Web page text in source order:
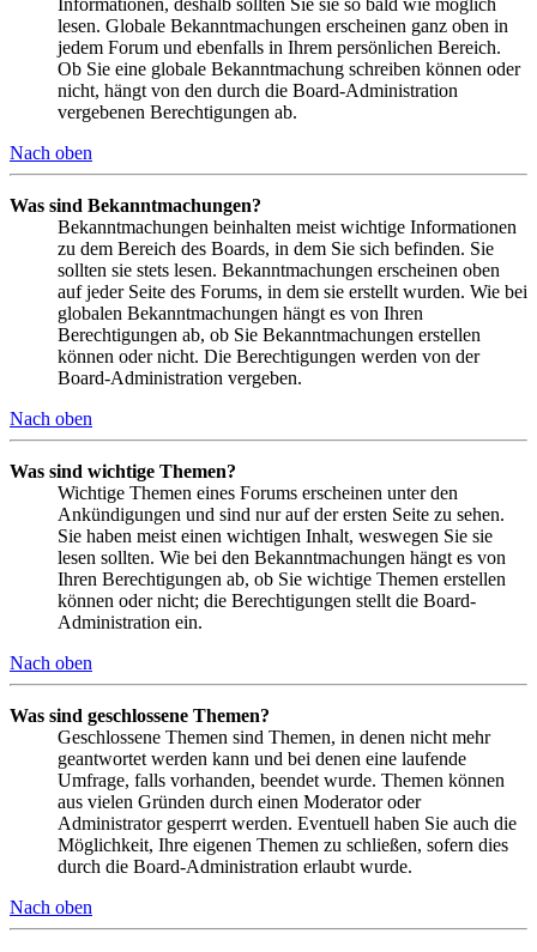
lesen. Globale Bekanntmachungen erscheinen ganz oben in
jedem Forum und ebenfalls in Ihrem persönlichen Bereich.
Ob Sie eine globale Bekanntmachung schreiben können oder
nicht, hängt von den durch die Board-Administration
vergebenen Berechtigungen ab.
Nach oben
Was sind Bekanntmachungen?
Bekanntmachungen beinhalten meist wichtige Informationen
zu dem Bereich des Boards, in dem Sie sich befinden. Sie
sollten sie stets lesen. Bekanntmachungen erscheinen oben
auf jeder Seite des Forums, in dem sie erstellt wurden. Wie bei
globalen Bekanntmachungen hängt es von Ihren
Berechtigungen ab, ob Sie Bekanntmachungen erstellen
können oder nicht. Die Berechtigungen werden von der
Board-Administration vergeben.
Nach oben
Was sind wichtige Themen?
Wichtige Themen eines Forums erscheinen unter den
Ankündigungen und sind nur auf der ersten Seite zu sehen.
Sie haben meist einen wichtigen Inhalt, weswegen Sie sie
lesen sollten. Wie bei den Bekanntmachungen hängt es von
Ihren Berechtigungen ab, ob Sie wichtige Themen erstellen
können oder nicht; die Berechtigungen stellt die Board-
Administration ein.
Nach oben
Was sind geschlossene Themen?
Geschlossene Themen sind Themen, in denen nicht mehr
geantwortet werden kann und bei denen eine laufende
Umfrage, falls vorhanden, beendet wurde. Themen können
aus vielen Gründen durch einen Moderator oder
Administrator gesperrt werden. Eventuell haben Sie auch die
Möglichkeit, Ihre eigenen Themen zu schließen, sofern dies
durch die Board-Administration erlaubt wurde.
Nach oben